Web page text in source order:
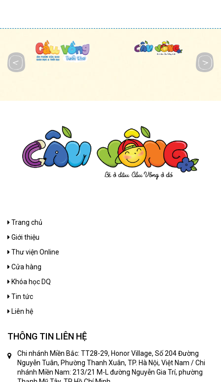
Trang chủ
Giới thiệu
Thư viện Online
Cửa hàng
Khóa học DQ
Tin tức
Liên hệ
THÔNG TIN LIÊN HỆ
Chi nhánh Miền Bắc: TT28-29, Honor Village, Số 204 Đường
Nguyễn Tuân, Phường Thanh Xuân, TP. Hà Nội, Việt Nam / Chi
nhánh Miền Nam: 213/21 M-L đường Nguyễn Gia Trí, phường